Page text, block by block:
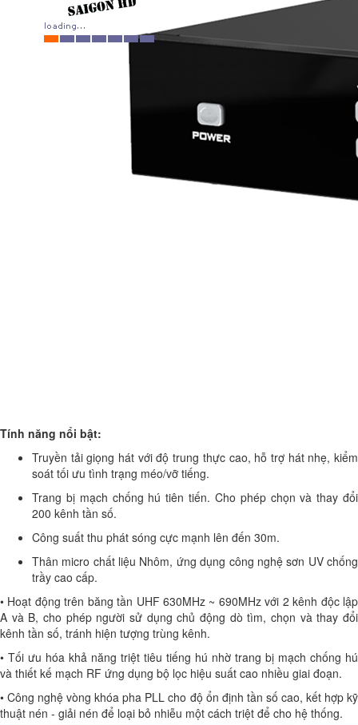
Tính năng nổi bật:
Truyền tải giọng hát với độ trung thực cao, hỗ trợ hát nhẹ, kiểm
soát tối ưu tình trạng méo/vỡ tiếng.
Trang bị mạch chống hú tiên tiến. Cho phép chọn và thay đổi
200 kênh tần số.
Công suất thu phát sóng cực mạnh lên đến 30m.
Thân micro chất liệu Nhôm, ứng dụng công nghệ sơn UV chống
trầy cao cấp.
• Hoạt động trên băng tần UHF 630MHz ~ 690MHz với 2 kênh độc lập
A và B, cho phép người sử dụng chủ động dò tìm, chọn và thay đổi
kênh tần số, tránh hiện tượng trùng kênh.
• Tối ưu hóa khả năng triệt tiêu tiếng hú nhờ trang bị mạch chống hú
và thiết kế mạch RF ứng dụng bộ lọc hiệu suất cao nhiều giai đoạn.
• Công nghệ vòng khóa pha PLL cho độ ổn định tần số cao, kết hợp kỹ
thuật nén - giải nén để loại bỏ nhiễu một cách triệt để cho hệ thống.